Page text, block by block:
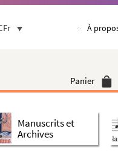
À
Panier
Manuscrits et
Archives